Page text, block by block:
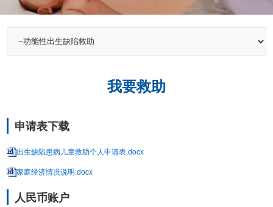
我要救助
申请表下载
出生缺陷患病儿童救助个人申请表.docx
家庭经济情况说明.docx
人民币账户